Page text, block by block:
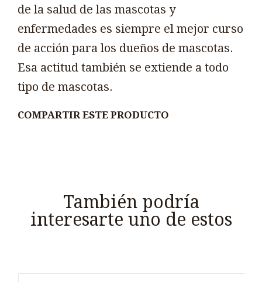
de la salud de las mascotas y
enfermedades es siempre el mejor curso
de acción para los dueños de mascotas.
Esa actitud también se extiende a todo
tipo de mascotas.
COMPARTIR ESTE PRODUCTO
También podría
interesarte uno de estos